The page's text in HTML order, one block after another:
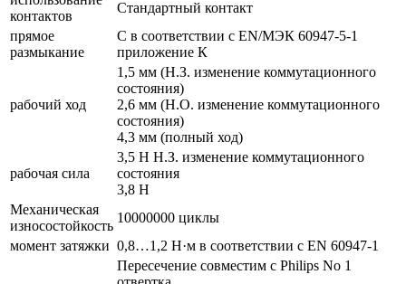
контактов
Стандартный контакт
прямое
размыкание
С в соответствии с EN/МЭК 60947-5-1
приложение К
рабочий ход
1,5 мм (Н.З. изменение коммутационного
состояния)
2,6 мм (Н.О. изменение коммутационного
состояния)
4,3 мм (полный ход)
рабочая сила
3,5 Н Н.З. изменение коммутационного
состояния
3,8 Н
Механическая
износостойкость
10000000 циклы
момент затяжки 0,8…1,2 Н·м в соответствии с EN 60947-1
Пересечение совместим с Philips No 1